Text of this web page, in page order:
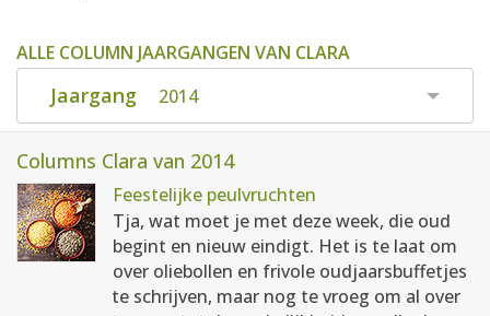
ALLE COLUMN JAARGANGEN VAN CLARA
Jaargang 2014
Columns Clara van 2014
Feestelijke peulvruchten
Tja, wat moet je met deze week, die oud
begint en nieuw eindigt. Het is te laat om
over oliebollen en frivole oudjaarsbuffetjes
te schrijven, maar nog te vroeg om al over